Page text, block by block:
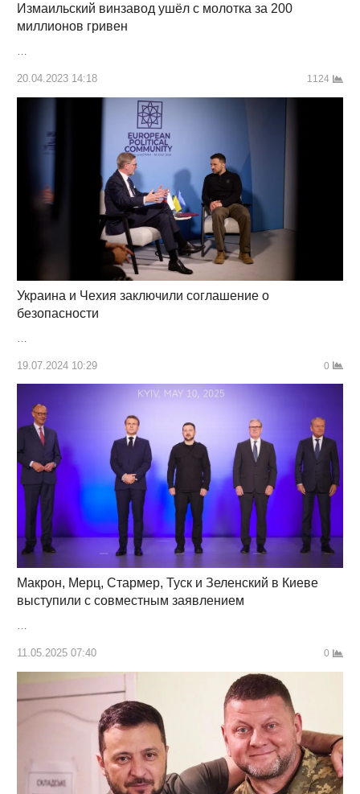
Измаильский винзавод ушёл с молотка за 200
миллионов гривен
20.04.2023 14:18 1124
Украина и Чехия заключили соглашение о
безопасности
19.07.2024 10:29 0
Макрон, Мерц, Стармер, Туск и Зеленский в Киеве
выступили с совместным заявлением
11.05.2025 07:40 0